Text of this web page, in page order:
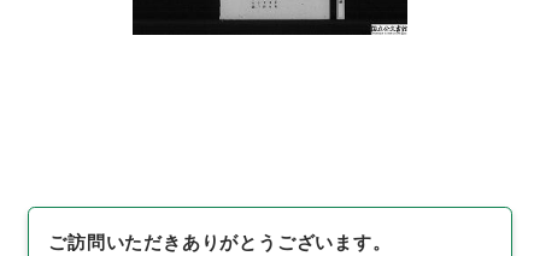
ご訪問いただきありがとうございます。